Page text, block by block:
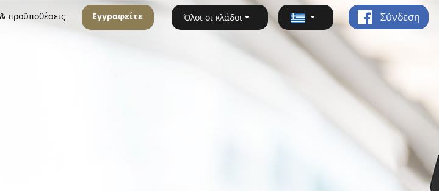
προϋποθέσεις Εγγραφείτε Όλοι οι κλάδοι Σύνδεση